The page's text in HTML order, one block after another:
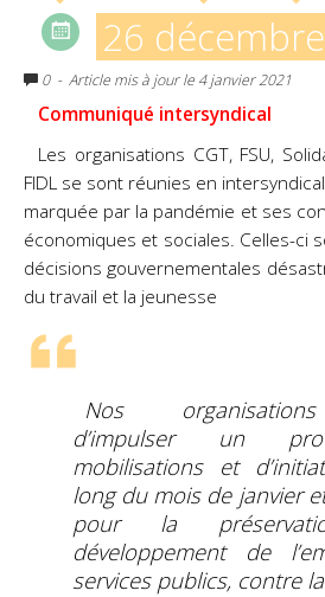
26
0 - Article mis à jour le 4 janvier 2021
Communiqué intersyndical
Les organisations CGT, FSU,
FIDL se sont réunies en
marquée par la pandémie et ses
économiques et sociales. Celles-ci
décisions gouvernementales
du travail et la jeunesse
Nos
d’impulser un
mobilisations et
long du mois de janvier
pour la
développement de
services publics, contre